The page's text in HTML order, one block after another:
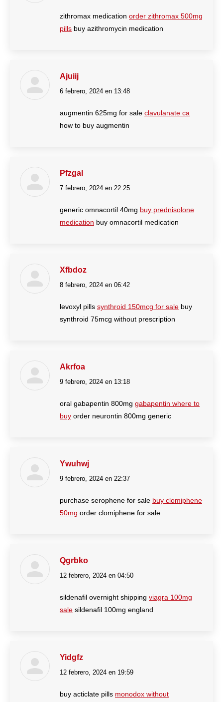
zithromax medication order zithromax 500mg
pills buy azithromycin medication
Ajuiij
dice:
6 febrero, 2024 en 13:48
augmentin 625mg for sale clavulanate ca
how to buy augmentin
Pfzgal
dice:
7 febrero, 2024 en 22:25
generic omnacortil 40mg buy prednisolone
medication buy omnacortil medication
Xfbdoz
dice:
8 febrero, 2024 en 06:42
levoxyl pills synthroid 150mcg for sale buy
synthroid 75mcg without prescription
Akrfoa
dice:
9 febrero, 2024 en 13:18
oral gabapentin 800mg gabapentin where to
buy order neurontin 800mg generic
Ywuhwj
dice:
9 febrero, 2024 en 22:37
purchase serophene for sale buy clomiphene
50mg order clomiphene for sale
Qgrbko
dice:
12 febrero, 2024 en 04:50
sildenafil overnight shipping viagra 100mg
sale sildenafil 100mg england
Yidgfz
dice:
12 febrero, 2024 en 19:59
buy acticlate pills monodox without